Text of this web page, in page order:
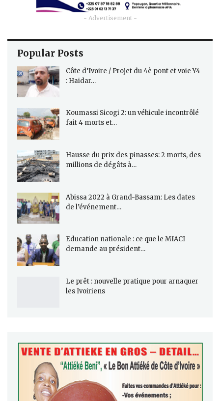
- Advertisement -
Popular Posts
Côte d’Ivoire / Projet du 4è pont et voie Y4
: Haidar…
Koumassi Sicogi 2: un véhicule incontrôlé
fait 4 morts et…
Hausse du prix des pinasses: 2 morts, des
millions de dégâts à…
Abissa 2022 à Grand-Bassam: Les dates
de l’événement…
Education nationale : ce que le MIACI
demande au président…
Le prêt : nouvelle pratique pour arnaquer
les Ivoiriens